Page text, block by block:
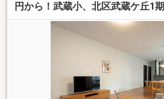
円から！武蔵小、北区武蔵ケ丘1期